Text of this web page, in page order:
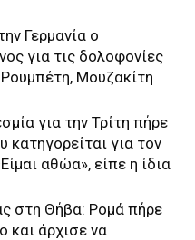
Γερμανία ο
για τις δολοφονίες
Μουζακίτη
για την Τρίτη πήρε
κατηγορείται για τον
αθώα», είπε η ίδια
στη Θήβα: Ρομά πήρε
και άρχισε να